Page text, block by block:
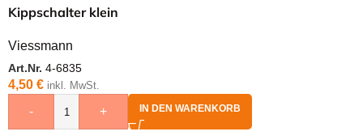
Kippschalter klein
Viessmann
Art.Nr. 4-6835
4,50 € inkl. MwSt.
- + IN DEN WARENKORB